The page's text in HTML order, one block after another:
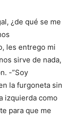
¿de qué se me
les entrego mi
sirve de nada,
-”Soy
la furgoneta sin
izquierda como
para que me